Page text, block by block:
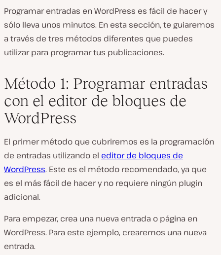
Programar entradas en WordPress es fácil de hacer y
sólo lleva unos minutos. En esta sección, te guiaremos
a través de tres métodos diferentes que puedes
utilizar para programar tus publicaciones.
Método 1: Programar entradas
con el editor de bloques de
WordPress
El primer método que cubriremos es la programación
de entradas utilizando el editor de bloques de
WordPress. Este es el método recomendado, ya que
es el más fácil de hacer y no requiere ningún plugin
adicional.
Para empezar, crea una nueva entrada o página en
WordPress. Para este ejemplo, crearemos una nueva
entrada.